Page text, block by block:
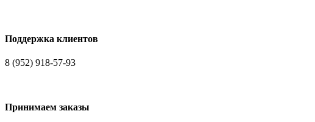
Поддержка клиентов
8 (952) 918-57-93
Принимаем заказы